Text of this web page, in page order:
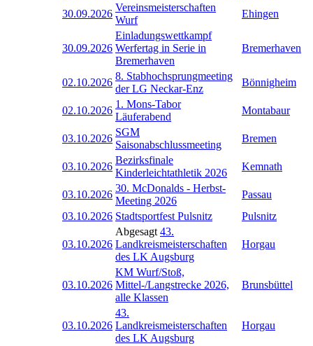
30.09.2026
Vereinsmeisterschaften
Wurf
Ehingen
30.09.2026
Einladungswettkampf
Werfertag in Serie in
Bremerhaven
Bremerhaven
02.10.2026
8. Stabhochsprungmeeting
der LG Neckar-Enz
Bönnigheim
02.10.2026
1. Mons-Tabor
Läuferabend
Montabaur
03.10.2026
SGM
Saisonabschlussmeeting
Bremen
03.10.2026
Bezirksfinale
Kinderleichtathletik 2026
Kemnath
03.10.2026
30. McDonalds - Herbst-
Meeting 2026
Passau
03.10.2026 Stadtsportfest Pulsnitz Pulsnitz
03.10.2026
Abgesagt 43.
Landkreismeisterschaften
des LK Augsburg
Horgau
03.10.2026
KM Wurf/Stoß,
Mittel-/Langstrecke 2026,
alle Klassen
Brunsbüttel
03.10.2026
43.
Landkreismeisterschaften
des LK Augsburg
Horgau